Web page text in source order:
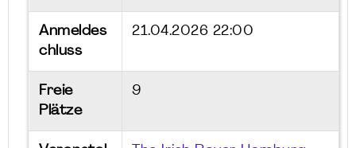
Anmeldes
chluss
21.04.2026 22:00
Freie
Plätze
9